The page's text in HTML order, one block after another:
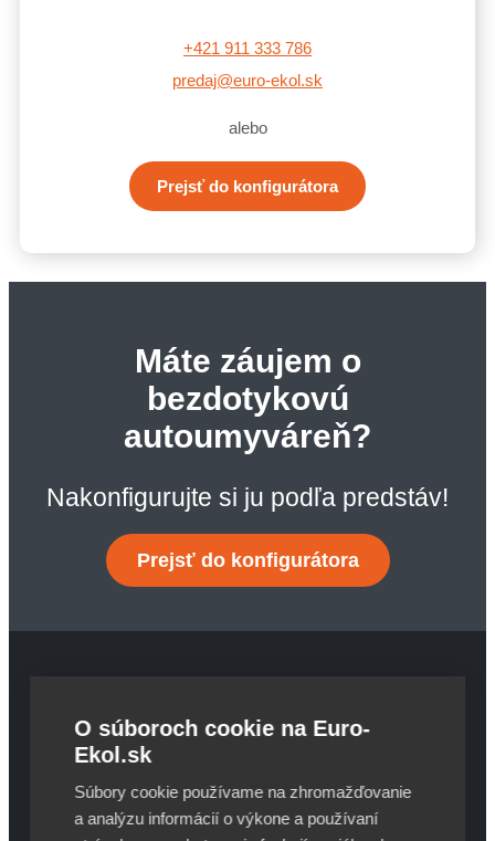
+421 911 333 786
predaj@euro-ekol.sk
alebo
Prejsť do konfigurátora
Máte záujem o
bezdotykovú
autoumyváreň?
Nakonfigurujte si ju podľa predstáv!
Prejsť do konfigurátora
JS-service s.r.o.
Slovakia
O súboroch cookie na Euro-
Ekol.sk
Súbory cookie používame na zhromažďovanie
a analýzu informácií o výkone a používaní